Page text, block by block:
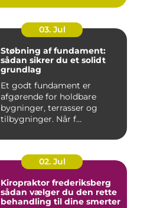
03. Jul
Støbning af fundament:
sådan sikrer du et solidt
grundlag
Et godt fundament er
afgørende for holdbare
bygninger, terrasser og
tilbygninger. Når f...
02. Jul
Kiropraktor frederiksberg
sådan vælger du den rette
behandling til dine smerter